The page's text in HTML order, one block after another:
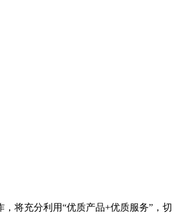
将充分利用“优质产品+优质服务”，切